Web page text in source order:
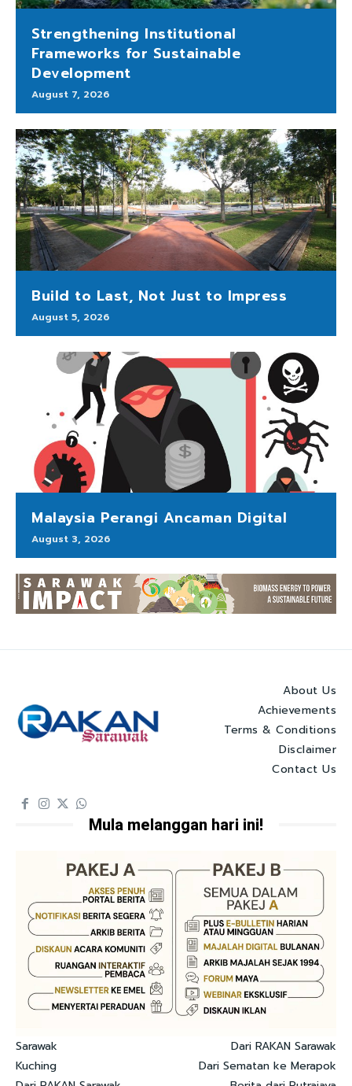
Strengthening Institutional
Frameworks for Sustainable
Development
August 7, 2026
Build to Last, Not Just to Impress
August 5, 2026
Malaysia Perangi Ancaman Digital
August 3, 2026
About Us
Achievements
Terms & Conditions
Disclaimer
Contact Us
Mula melanggan hari ini!
Sarawak
Kuching
Dari RAKAN Sarawak
Dari Sematan ke Merapok